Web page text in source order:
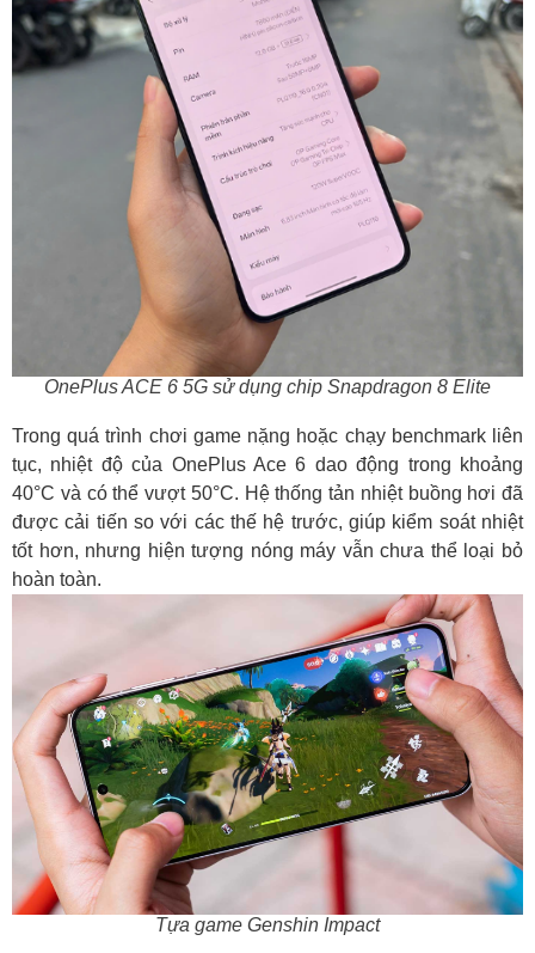
OnePlus ACE 6 5G sử dụng chip Snapdragon 8 Elite
Trong quá trình chơi game nặng hoặc chạy benchmark liên
tục, nhiệt độ của OnePlus Ace 6 dao động trong khoảng
40°C và có thể vượt 50°C. Hệ thống tản nhiệt buồng hơi đã
được cải tiến so với các thế hệ trước, giúp kiểm soát nhiệt
tốt hơn, nhưng hiện tượng nóng máy vẫn chưa thể loại bỏ
hoàn toàn.
Tựa game Genshin Impact